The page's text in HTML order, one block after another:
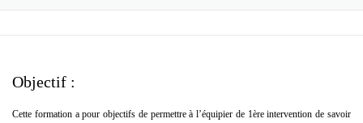
Objectif :
Cette formation a pour objectifs de permettre à l’équipier de 1ère intervention de savoir